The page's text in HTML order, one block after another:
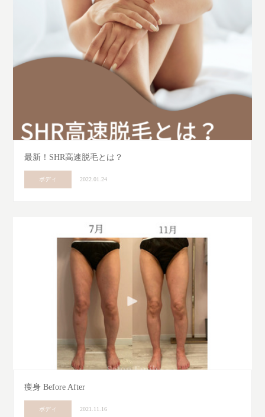
最新！SHR高速脱毛とは？
ボディ 2022.01.24
痩身 Before After
ボディ 2021.11.16